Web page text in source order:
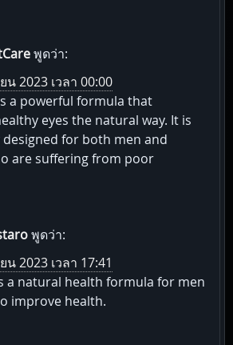
พูดว่า:
2023 เวลา 00:00
a powerful formula that
eyes the natural way. It is
designed for both men and
are suffering from poor
พูดว่า:
2023 เวลา 17:41
a natural health formula for men
improve health.